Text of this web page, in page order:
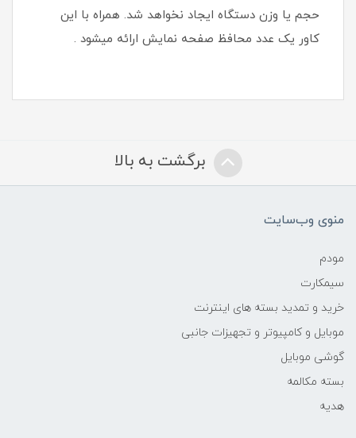
حجم یا وزن دستگاه ایجاد نخواهد شد‏. همراه با این
کاور یک عدد محافظ صفحه نمایش ارائه میشود .
برگشت به بالا
منوی وب‌سایت
مودم
سیمکارت
خرید و تمدید بسته های اینترنت
موبایل و کامپیوتر و تجهیزات جانبی
گوشی موبایل
بسته مکالمه
هدیه